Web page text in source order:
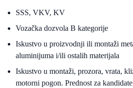
SSS, VKV, KV
Vozačka dozvola B kategorije
Iskustvo u proizvodnji ili montaži
aluminijuma i/ili ostalih materijala
Iskustvo u montaži, prozora, vrata,
motorni pogon. Prednost za